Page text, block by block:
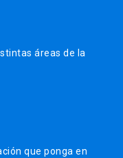
áreas de la
que ponga en